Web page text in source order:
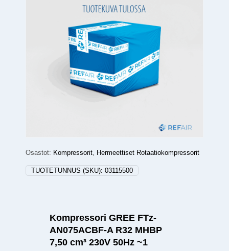
Osastot: Kompressorit, Hermeettiset Rotaatiokompressorit
TUOTETUNNUS (SKU): 03115500
Kompressori GREE FTz-
AN075ACBF-A R32 MHBP
7,50 cm³ 230V 50Hz ~1